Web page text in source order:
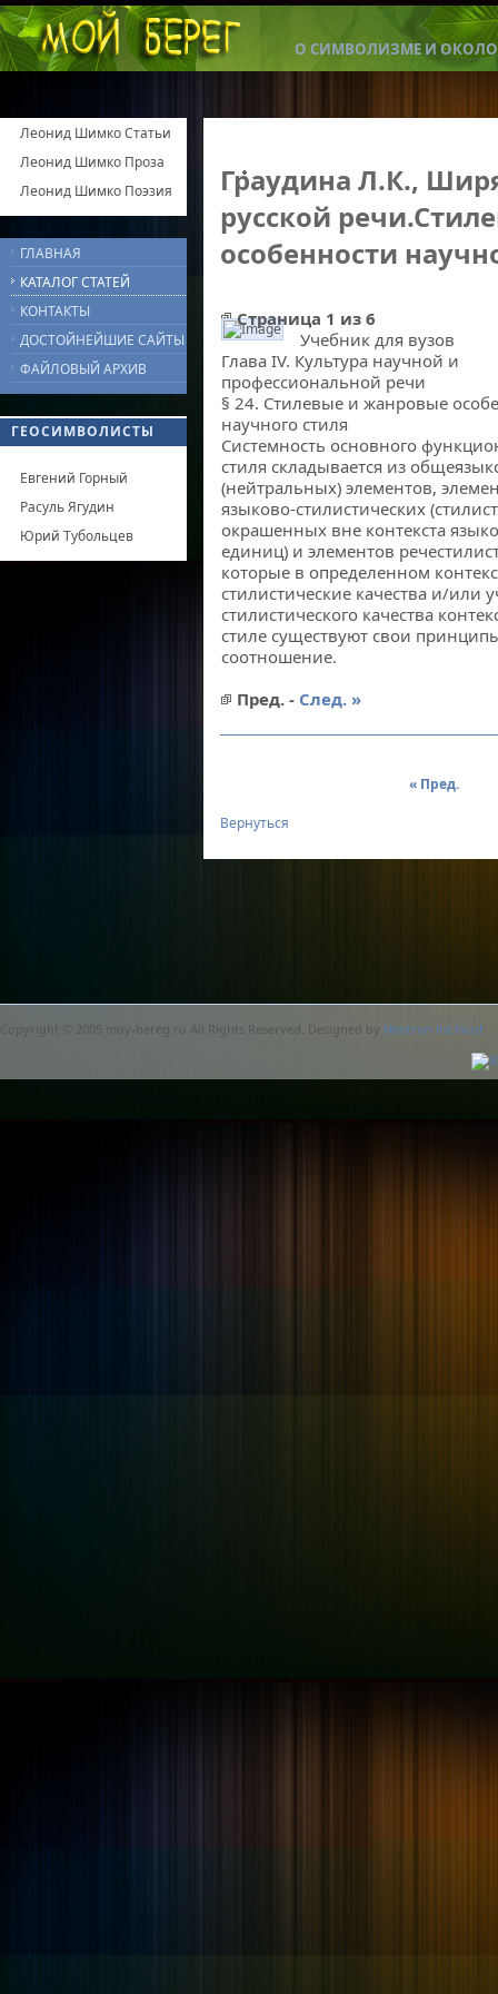
О СИМВОЛИЗМЕ И ОКОЛО
Граудина Л.К.,
русской
особенности
Страница 1 из 6
Учебник для вузов
Глава IV. Культура научной и
профессиональной речи
§ 24. Стилевые и жанровые
научного стиля
Системность основного
стиля складывается из
(нейтральных) элементов,
языково-стилистических
окрашенных вне контекста
единиц) и элементов
которые в определенном
стилистические качества и/или
стилистического качества
стиле существуют свои
соотношение.
Пред. - След. »
« Пред.
Вернуться
Леонид Шимко Статьи
Леонид Шимко Проза
Леонид Шимко Поэзия
ГЛАВНАЯ
КАТАЛОГ СТАТЕЙ
КОНТАКТЫ
ДОСТОЙНЕЙШИЕ САЙТЫ
ФАЙЛОВЫЙ АРХИВ
ГЕОСИМВОЛИСТЫ
Евгений Горный
Расуль Ягудин
Юрий Тубольцев
Copyright © 2005 moy-bereg.ru All Rights Reserved. Designed by Neotron ltd.faust